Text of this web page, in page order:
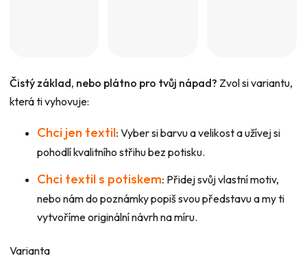
Čistý základ, nebo plátno pro tvůj nápad? Zvol si variantu,
která ti vyhovuje:
Chci jen textil: Vyber si barvu a velikost a užívej si
pohodlí kvalitního střihu bez potisku.
Chci textil s potiskem: Přidej svůj vlastní motiv,
nebo nám do poznámky popiš svou představu a my ti
vytvoříme originální návrh na míru.
Varianta